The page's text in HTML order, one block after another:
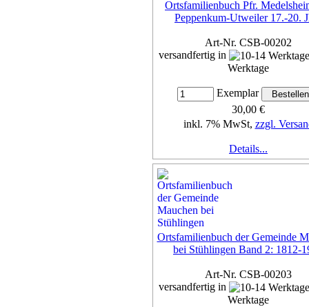
Ortsfamilienbuch Pfr.
Peppenkum-Utweiler 17.-20.
Art-Nr. CSB-00202
versandfertig in
Werktage
Exemplar
30,00 €
inkl. 7% MwSt, zzgl.
Details...
Ortsfamilienbuch der Gemeinde
bei Stühlingen Band 2: 1812-
Art-Nr. CSB-00203
versandfertig in
Werktage